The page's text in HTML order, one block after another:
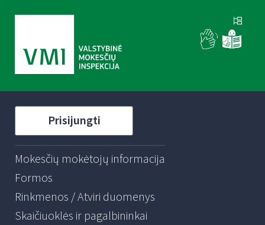
Prisijungti
Mokesčių mokėtojų informacija
Formos
Rinkmenos / Atviri duomenys
Skaičiuoklės ir pagalbininkai